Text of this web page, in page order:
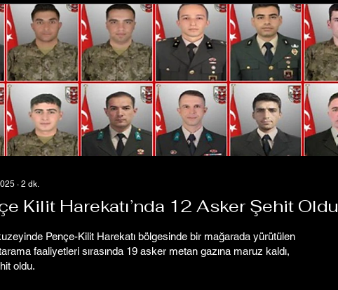
∙ 2 dk.
Kilit Harekatı’nda 12 Asker Şehit Oldu
Pençe-Kilit Harekatı bölgesinde bir mağarada yürütülen
faaliyetleri sırasında 19 asker metan gazına maruz kaldı,
oldu.